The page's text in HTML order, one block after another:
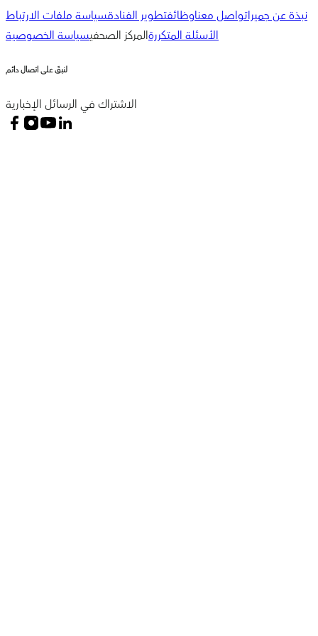
نبذة عن جميراتواصل معناوظائفتطوير الفنادقسياسة ملفات الارتباط
الأسئلة المتكررةالمركز الصحفيسياسة الخصوصية
لنبقَ على اتصال دائم
الاشتراك في الرسائل الإخبارية